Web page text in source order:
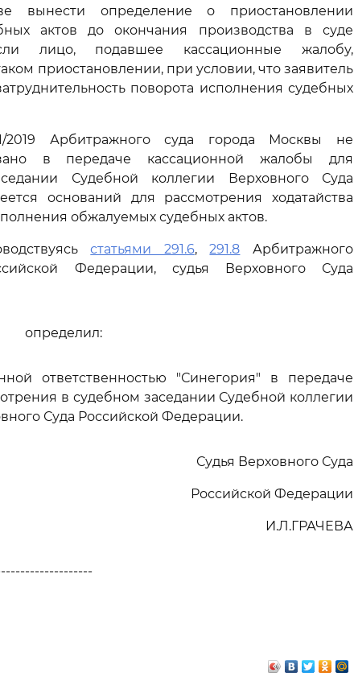
вынести определение о приостановлении
актов до окончания производства в суде
лицо, подавшее кассационные жалобу,
приостановлении, при условии, что заявитель
поворота исполнения судебных
2019 Арбитражного суда города Москвы не
в передаче кассационной жалобы для
Судебной коллегии Верховного Суда
оснований для рассмотрения ходатайства
обжалуемых судебных актов.
статьями 291.6,291.8 Арбитражного
Федерации, судья Верховного Суда
определил:
ответственностью "Синегория" в передаче
в судебном заседании Судебной коллегии
Суда Российской Федерации.
Судья Верховного Суда
Российской Федерации
И.Л.ГРАЧЕВА